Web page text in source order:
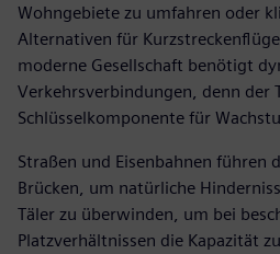
Wohngebiete zu umfahren oder
Alternativen für
moderne Gesellschaft benötigt
Verkehrsverbindungen, denn der
Schlüsselkomponente für
Straßen und Eisenbahnen führen
Brücken, um natürliche
Täler zu überwinden, um bei
Platzverhältnissen die Kapazität